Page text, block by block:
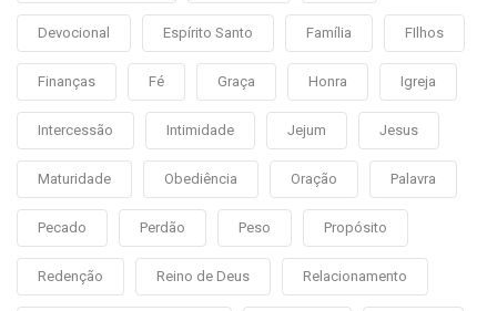
Devocional Espírito Santo Família FIlhos
Finanças Fé Graça Honra Igreja
Intercessão Intimidade Jejum Jesus
Maturidade Obediência Oração Palavra
Pecado Perdão Peso Propósito
Redenção Reino de Deus Relacionamento